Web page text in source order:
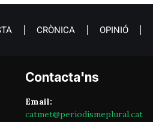
CRÒNICA OPINIÓ
Contacta'ns
Email:
catmet@periodismeplural.cat